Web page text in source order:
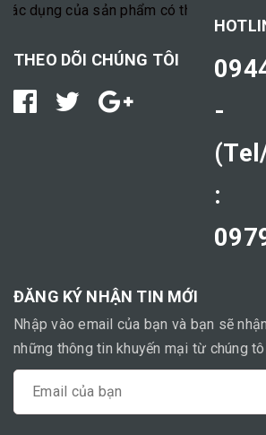
của sản phẩm có thể tùy thuộc vào
THEO DÕI CHÚNG TÔI
-
:
ĐĂNG KÝ NHẬN TIN MỚI
Nhập vào email của bạn và bạn sẽ
những thông tin khuyến mại từ chúng